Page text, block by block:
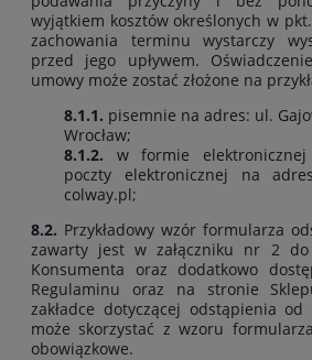
wyjątkiem kosztów określonych w
zachowania terminu wystarczy
przed jego upływem.
umowy może zostać złożone na
8.1.1. pisemnie na adres: ul.
Wrocław;
8.1.2. w formie
poczty elektronicznej na
colway.pl;
8.2. Przykładowy wzór formularza
zawarty jest w załączniku nr 2
Konsumenta oraz dodatkowo
Regulaminu oraz na stronie
zakładce dotyczącej odstąpienia
może skorzystać z wzoru
obowiązkowe.